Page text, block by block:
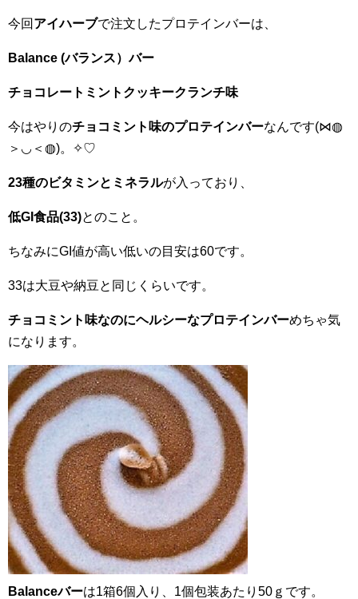
今回 アイハーブで注文したプロテインバーは、
Balance (バランス）バー
チョコレートミントクッキークランチ味
今はやりのチョコミント味のプロテインバーなんです(⋈◍
＞◡＜◍)。✧♡
23種のビタミンとミネラルが入っており、
低GI食品(33)とのこと。
ちなみにGI値が高い低いの目安は60です。
33は大豆や納豆と同じくらいです。
チョコミント味なのにヘルシーなプロテインバーめちゃ気
になります。
Balanceバーは1箱6個入り、1個包装あたり50ｇです。